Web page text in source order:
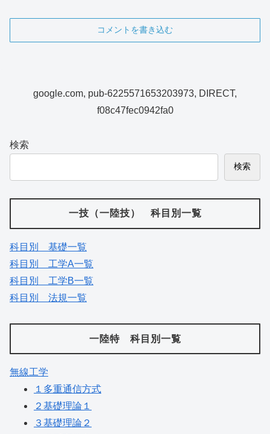
コメントを書き込む
google.com, pub-6225571653203973, DIRECT,
f08c47fec0942fa0
検索
検索
一技（一陸技） 科目別一覧
科目別 基礎一覧
科目別 工学A一覧
科目別 工学B一覧
科目別 法規一覧
一陸特 科目別一覧
無線工学
１多重通信方式
２基礎理論１
３基礎理論２